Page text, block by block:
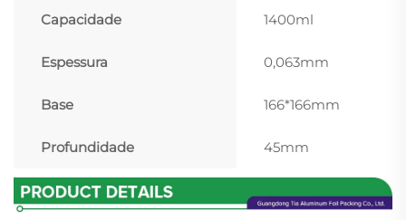
Capacidade 1400ml
Espessura 0,063mm
Base 166*166mm
Profundidade 45mm